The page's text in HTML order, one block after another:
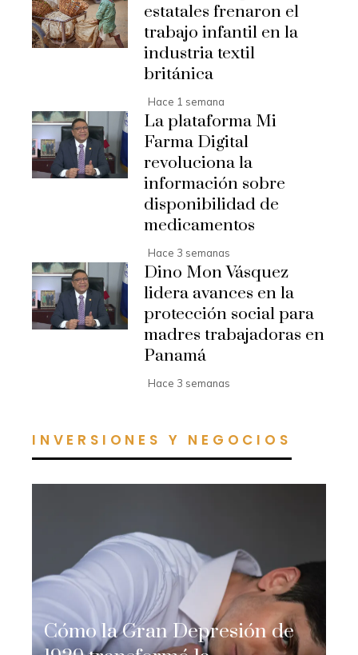
estatales frenaron el
trabajo infantil en la
industria textil
británica
Hace 1 semana
La plataforma Mi
Farma Digital
revoluciona la
información sobre
disponibilidad de
medicamentos
Hace 3 semanas
Dino Mon Vásquez
lidera avances en la
protección social para
madres trabajadoras en
Panamá
Hace 3 semanas
INVERSIONES Y NEGOCIOS
Cómo la Gran Depresión de